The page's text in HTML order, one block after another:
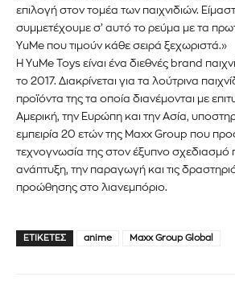
PetshopMarket.gr και
επιλογή στον τομέα των παιχνιδιών.
συμμετέχουμε σ’ αυτό το ρεύμα με τα
YuMe που τιμούν κάθε σειρά ξεχωριστά.»
Η YuMe Toys είναι ένα διεθνές brand
το 2017. Διακρίνεται για τα λούτρινα
προϊόντα της τα οποία διανέμονται με
Αμερική, την Ευρώπη και την Ασία,
εμπειρία 20 ετών της Maxx Group που
τεχνογνωσία της στον έξυπνο σχεδιασμό
ανάπτυξη, την παραγωγή και τις
προώθησης στο λιανεμπόριο.
ΕΤΙΚΈΤΕΣ anime Maxx Group Global